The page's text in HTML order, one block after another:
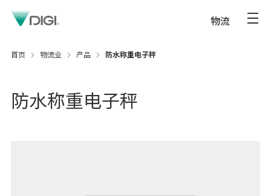
物流
首页 物流业 产品 防水称重电子秤
防水称重电子秤